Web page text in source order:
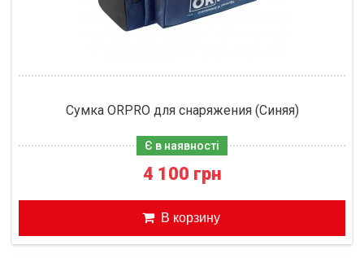
Сумка ORPRO для снаряжения (Синяя)
Є в наявності
4 100 грн
В корзину